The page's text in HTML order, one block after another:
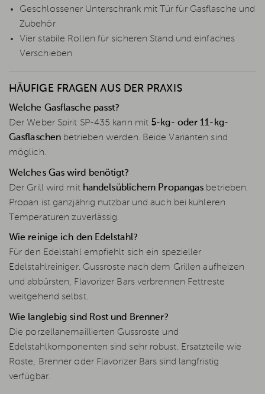
Geschlossener Unterschrank mit Tür für Gasflasche und
Zubehör
Vier stabile Rollen für sicheren Stand und einfaches
Verschieben
HÄUFIGE FRAGEN AUS DER PRAXIS
Welche Gasflasche passt?
Der Weber Spirit SP-435 kann mit 5-kg- oder 11-kg-
Gasflaschen betrieben werden. Beide Varianten sind
möglich.
Welches Gas wird benötigt?
Der Grill wird mit handelsüblichem Propangas betrieben.
Propan ist ganzjährig nutzbar und auch bei kühleren
Temperaturen zuverlässig.
Wie reinige ich den Edelstahl?
Für den Edelstahl empfiehlt sich ein spezieller
Edelstahlreiniger. Gussroste nach dem Grillen aufheizen
und abbürsten, Flavorizer Bars verbrennen Fettreste
weitgehend selbst.
Wie langlebig sind Rost und Brenner?
Die porzellanemaillierten Gussroste und
Edelstahlkomponenten sind sehr robust. Ersatzteile wie
Roste, Brenner oder Flavorizer Bars sind langfristig
verfügbar.